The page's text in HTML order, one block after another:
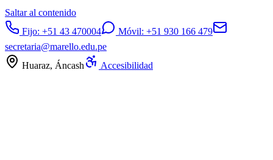
Saltar al contenido
Fijo: +51 43 470004 Móvil: +51 930 166 479
secretaria@marello.edu.pe
Huaraz, Áncash
Accesibilidad